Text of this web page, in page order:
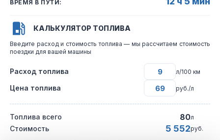
ВРЕМЯ В ПУТИ:
КАЛЬКУЛЯТОР ТОПЛИВА
Введите расход и стоимость топлива — мы рассчитаем стоимость
поездки для вашей машины
Расход топлива л/100 км
Цена топлива руб./л
Топлива всего 80л
Стоимость 5 552руб.